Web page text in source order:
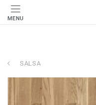
MENU
SALSA